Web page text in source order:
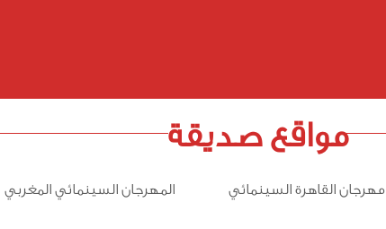
مواقع صديقة
مهرجان القاهرة السينمائي المهرجان السينمائي المغربي